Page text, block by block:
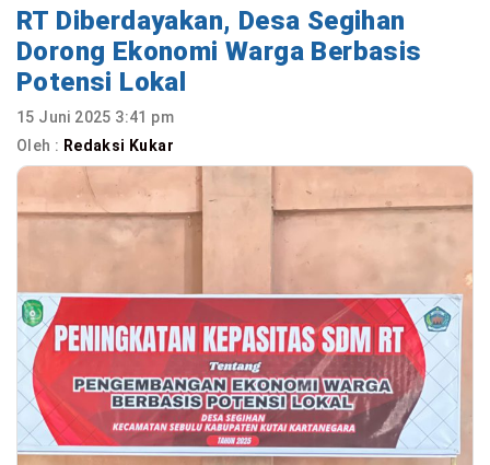
RT Diberdayakan, Desa Segihan
Dorong Ekonomi Warga Berbasis
Potensi Lokal
15 Juni 2025 3:41 pm
Oleh : Redaksi Kukar